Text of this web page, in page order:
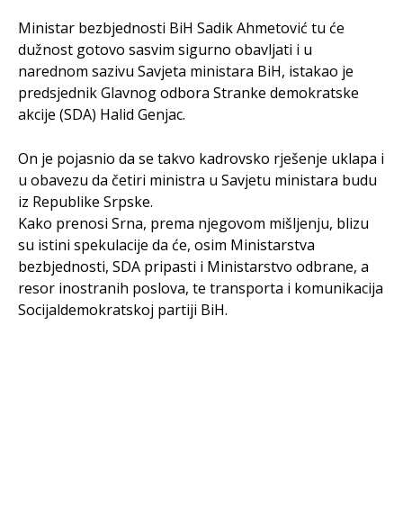
Ministar bezbjednosti BiH Sadik Ahmetović tu će
dužnost gotovo sasvim sigurno obavljati i u
narednom sazivu Savjeta ministara BiH, istakao je
predsjednik Glavnog odbora Stranke demokratske
akcije (SDA) Halid Genjac.
On je pojasnio da se takvo kadrovsko rješenje uklapa i
u obavezu da četiri ministra u Savjetu ministara budu
iz Republike Srpske.
Kako prenosi Srna, prema njegovom mišljenju, blizu
su istini spekulacije da će, osim Ministarstva
bezbjednosti, SDA pripasti i Ministarstvo odbrane, a
resor inostranih poslova, te transporta i komunikacija
Socijaldemokratskoj partiji BiH.